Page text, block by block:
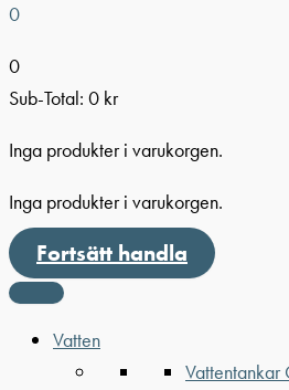
0
0
Sub-Total: 0 kr
Inga produkter i varukorgen.
Inga produkter i varukorgen.
Fortsätt handla
Vatten